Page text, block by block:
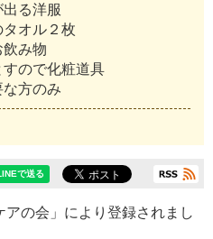
る洋服
オル２枚
み物
ので化粧道具
方のみ
の会」により登録されまし